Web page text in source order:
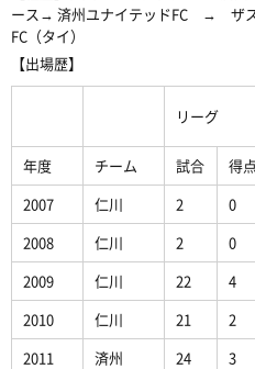
ース→ 済州ユナイテッドFC → ザ
FC（タイ）
【出場歴】
リーグ
年度
チーム 試合 得点
2007
仁川 2 0
2008
仁川 2 0
2009
仁川 22 4
2010
仁川 21 2
2011
済州 24 3